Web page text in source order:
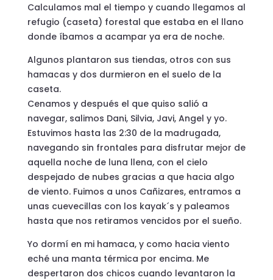
Calculamos mal el tiempo y cuando llegamos al
refugio (caseta) forestal que estaba en el llano
donde íbamos a acampar ya era de noche.
Algunos plantaron sus tiendas, otros con sus
hamacas y dos durmieron en el suelo de la
caseta.
Cenamos y después el que quiso salió a
navegar, salimos Dani, Silvia, Javi, Angel y yo.
Estuvimos hasta las 2:30 de la madrugada,
navegando sin frontales para disfrutar mejor de
aquella noche de luna llena, con el cielo
despejado de nubes gracias a que hacia algo
de viento. Fuimos a unos Cañizares, entramos a
unas cuevecillas con los kayak´s y paleamos
hasta que nos retiramos vencidos por el sueño.
Yo dormí en mi hamaca, y como hacia viento
eché una manta térmica por encima. Me
despertaron dos chicos cuando levantaron la